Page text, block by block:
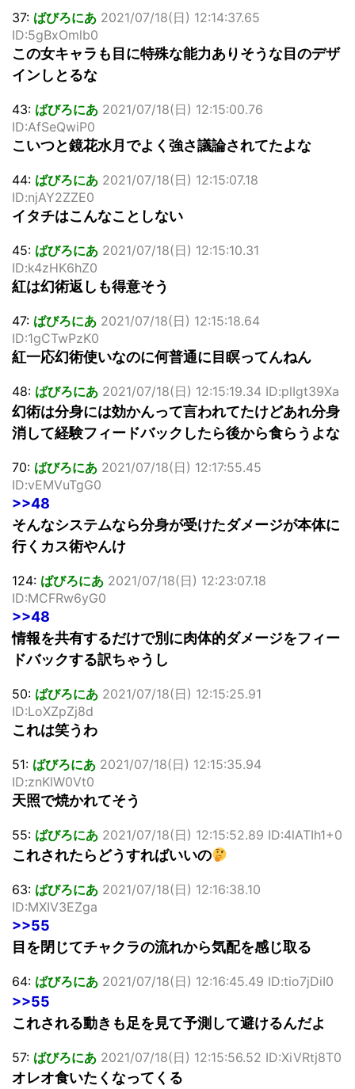
37: ばびろにあ 2021/07/18(日) 12:14:37.65
ID:5gBxOmlb0
この女キャラも目に特殊な能力ありそうな目のデザ
インしとるな
43: ばびろにあ 2021/07/18(日) 12:15:00.76
ID:AfSeQwiP0
こいつと鏡花水月でよく強さ議論されてたよな
44: ばびろにあ 2021/07/18(日) 12:15:07.18
ID:njAY2ZZE0
イタチはこんなことしない
45: ばびろにあ 2021/07/18(日) 12:15:10.31
ID:k4zHK6hZ0
紅は幻術返しも得意そう
47: ばびろにあ 2021/07/18(日) 12:15:18.64
ID:1gCTwPzK0
紅一応幻術使いなのに何普通に目瞑ってんねん
48: ばびろにあ 2021/07/18(日) 12:15:19.34 ID:plIgt39Xa
幻術は分身には効かんって言われてたけどあれ分身
消して経験フィードバックしたら後から食らうよな
70: ばびろにあ 2021/07/18(日) 12:17:55.45
ID:vEMVuTgG0
>>48
そんなシステムなら分身が受けたダメージが本体に
行くカス術やんけ
124: ばびろにあ 2021/07/18(日) 12:23:07.18
ID:MCFRw6yG0
>>48
情報を共有するだけで別に肉体的ダメージをフィー
ドバックする訳ちゃうし
50: ばびろにあ 2021/07/18(日) 12:15:25.91
ID:LoXZpZj8d
これは笑うわ
51: ばびろにあ 2021/07/18(日) 12:15:35.94
ID:znKlW0Vt0
天照で焼かれてそう
55: ばびろにあ 2021/07/18(日) 12:15:52.89 ID:4lATIh1+0
これされたらどうすればいいの
63: ばびろにあ 2021/07/18(日) 12:16:38.10
ID:MXIV3EZga
>>55
目を閉じてチャクラの流れから気配を感じ取る
64: ばびろにあ 2021/07/18(日) 12:16:45.49 ID:tio7jDiI0
>>55
これされる動きも足を見て予測して避けるんだよ
57: ばびろにあ 2021/07/18(日) 12:15:56.52 ID:XiVRtj8T0
オレオ食いたくなってくる